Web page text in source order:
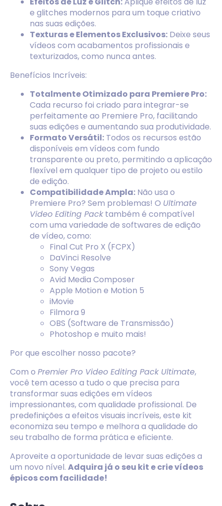
e glitches modernos para um toque criativo
nas suas edições.
Texturas e Elementos Exclusivos: Deixe seus
vídeos com acabamentos profissionais e
texturizados, como nunca antes.
Benefícios Incríveis:
Totalmente Otimizado para Premiere Pro:
Cada recurso foi criado para integrar-se
perfeitamente ao Premiere Pro, facilitando
suas edições e aumentando sua produtividade.
Formato Versátil: Todos os recursos estão
disponíveis em vídeos com fundo
transparente ou preto, permitindo a aplicação
flexível em qualquer tipo de projeto ou estilo
de edição.
Compatibilidade Ampla: Não usa o
Premiere Pro? Sem problemas! O Ultimate
Video Editing Packtambém é compatível
com uma variedade de softwares de edição
de vídeo, como:
Final Cut Pro X (FCPX)
DaVinci Resolve
Sony Vegas
Avid Media Composer
Apple Motion e Motion 5
iMovie
Filmora 9
OBS (Software de Transmissão)
Photoshop e muito mais!
Por que escolher nosso pacote?
Com o Premier Pro Video Editing Pack Ultimate,
você tem acesso a tudo o que precisa para
transformar suas edições em vídeos
impressionantes, com qualidade profissional. De
predefinições a efeitos visuais incríveis, este kit
economiza seu tempo e melhora a qualidade do
seu trabalho de forma prática e eficiente.
Aproveite a oportunidade de levar suas edições a
um novo nível. Adquira já o seu kit e crie vídeos
épicos com facilidade!